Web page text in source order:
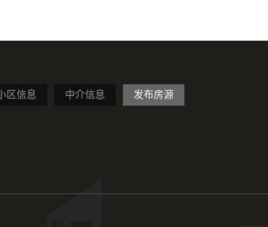
区信息 中介信息 发布房源